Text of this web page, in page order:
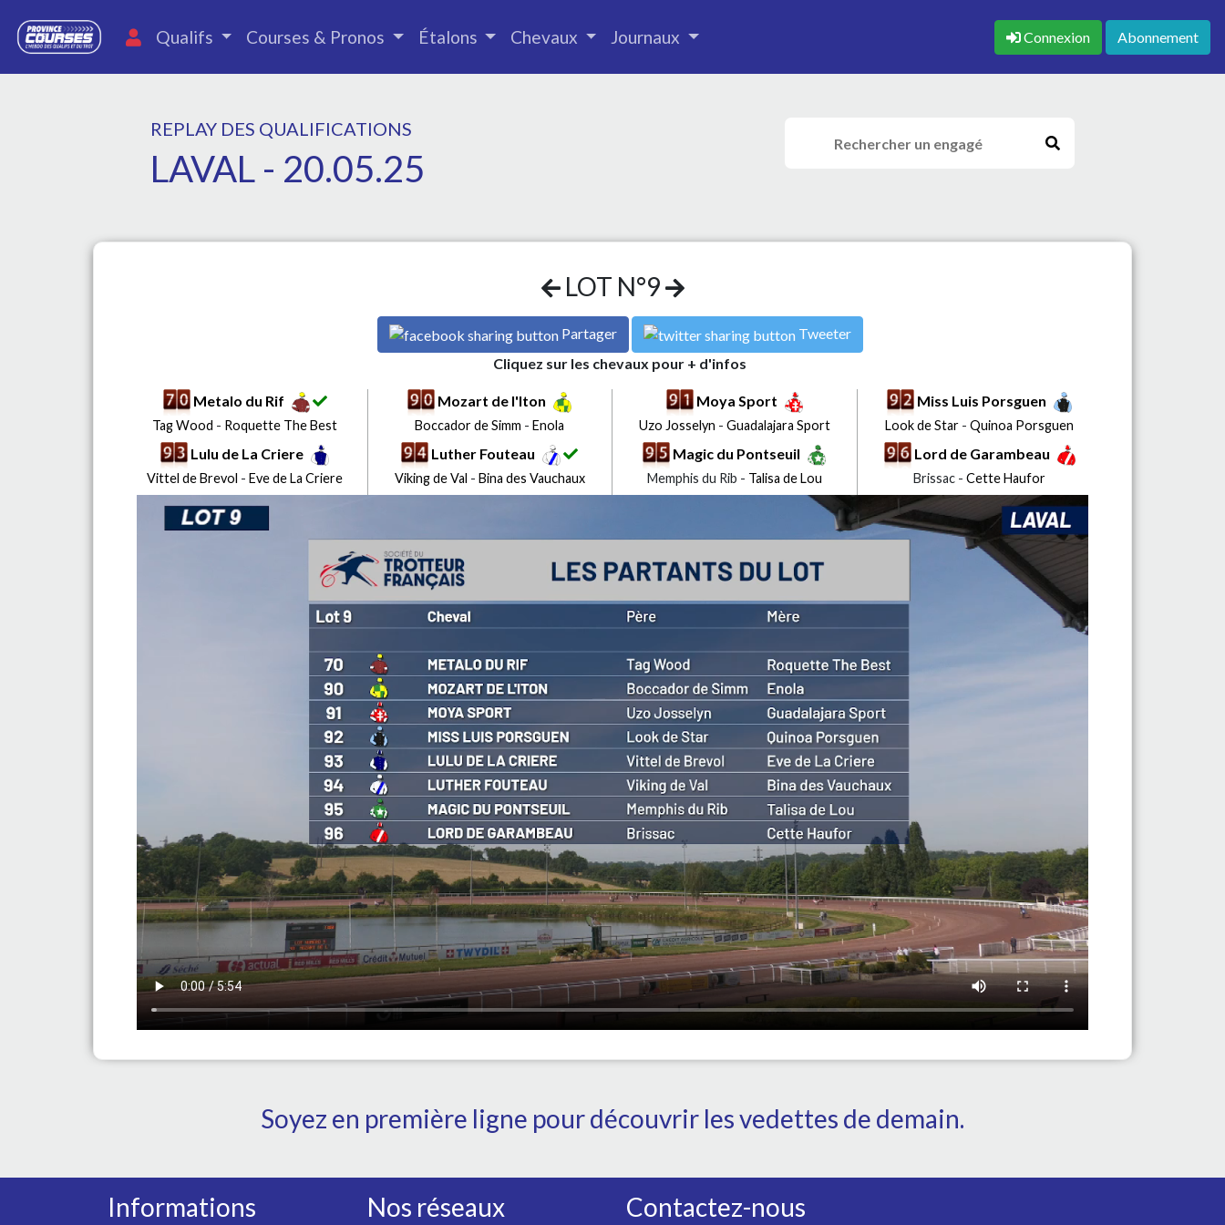
Qualifs Courses & Pronos Étalons Chevaux Journaux Connexion Abonnement
REPLAY DES QUALIFICATIONS
LAVAL - 20.05.25
LOT N°9
Partager
Tweeter
Cliquez sur les chevaux pour + d'infos
Metalo du Rif
Tag Wood - Roquette The Best
Mozart de l'Iton
Boccador de Simm -Enola
Moya Sport
Uzo Josselyn - Guadalajara Sport
Miss Luis Porsguen
Look de Star -Quinoa Porsguen
Lulu de La Criere
Vittel de Brevol -Eve de La Criere
Luther Fouteau
Viking de Val - Bina des Vauchaux
Magic du Pontseuil
Memphis du Rib - Talisa de Lou
Lord de Garambeau
Brissac -Cette Haufor
Soyez en première ligne pour découvrir les vedettes de demain.
Informations Nos réseaux Contactez-nous